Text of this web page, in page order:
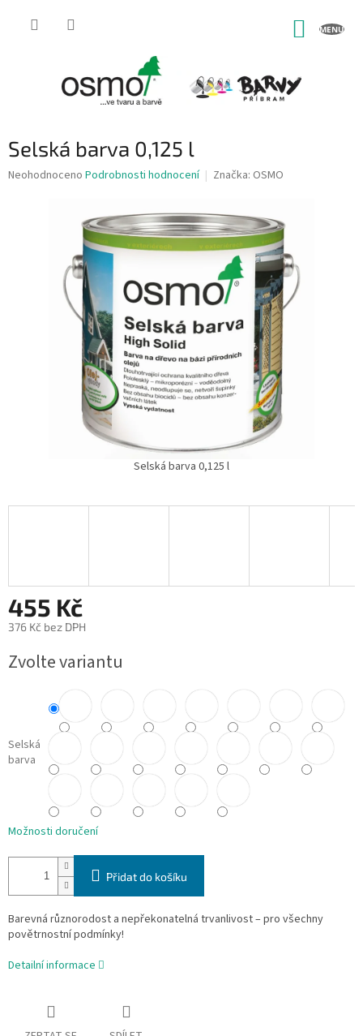
Selská barva 0,125 l
Průměrné
Neohodnoceno Podrobnosti hodnocení Značka: OSMO
Selská barva 0,125 l
455 Kč
376 Kč bez DPH
cena:
Zvolte variantu
Selská
barva
Možnosti doručení
Přidat do košíku
Barevná různorodost a nepřekonatelná trvanlivost – pro všechny
povětrnostní podmínky!
Detailní informace